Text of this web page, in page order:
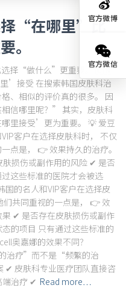
择“在哪里”比
。
选择“做什么”更重要。 🇨🇳
’接受 在搜索韩国皮肤科治
、相似的评价真的很多。 因
信哪里呢？” 其实，皮肤科
里接受’更为重要。 💡 爱豆
客户在选择皮肤科时， 不仅
点是， 👉 效果持久的治疗。
损伤或副作用的风险 ✔ 是否
这些标准的医院才会被选
国的名人和VIP客户在选择皮
共同重视的一点是， 👉 效
✔ 是否存在皮肤损伤或副作
的项目 只有通过这些标准的
奥嘉娜的效果不同？
治疗”而不是“频繁的治
✔ 皮肤科专业医疗团队直接咨
端治疗 ✔ Read more…
官方微博
官方微信